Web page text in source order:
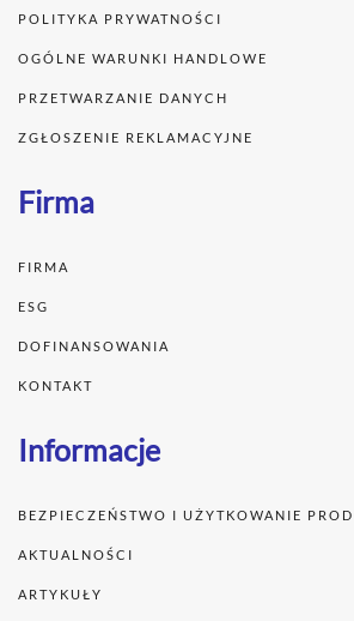
POLITYKA PRYWATNOŚCI
OGÓLNE WARUNKI HANDLOWE
PRZETWARZANIE DANYCH
ZGŁOSZENIE REKLAMACYJNE
Firma
FIRMA
ESG
DOFINANSOWANIA
KONTAKT
Informacje
BEZPIECZEŃSTWO I UŻYTKOWANIE
AKTUALNOŚCI
ARTYKUŁY